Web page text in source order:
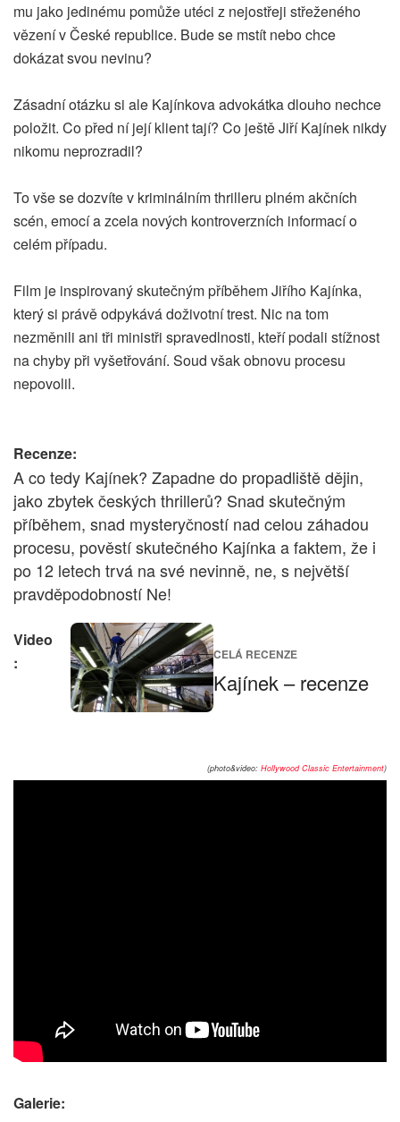
mu jako jedinému pomůže utéci z nejostřeji střeženého
vězení v České republice. Bude se mstít nebo chce
dokázat svou nevinu?
Zásadní otázku si ale Kajínkova advokátka dlouho nechce
položit. Co před ní její klient tají? Co ještě Jiří Kajínek nikdy
nikomu neprozradil?
To vše se dozvíte v kriminálním thrilleru plném akčních
scén, emocí a zcela nových kontroverzních informací o
celém případu.
Film je inspirovaný skutečným příběhem Jiřího Kajínka,
který si právě odpykává doživotní trest. Nic na tom
nezměnili ani tři ministři spravedlnosti, kteří podali stížnost
na chyby při vyšetřování. Soud však obnovu procesu
nepovolil.
Recenze:
A co tedy Kajínek? Zapadne do propadliště dějin,
jako zbytek českých thrillerů? Snad skutečným
příběhem, snad mysteryčností nad celou záhadou
procesu, pověstí skutečného Kajínka a faktem, že i
po 12 letech trvá na své nevinně, ne, s největší
pravděpodobností Ne!
CELÁ RECENZE
Kajínek – recenze
(photo&video: Hollywood Classic Entertainment)
Video
:
Galerie: